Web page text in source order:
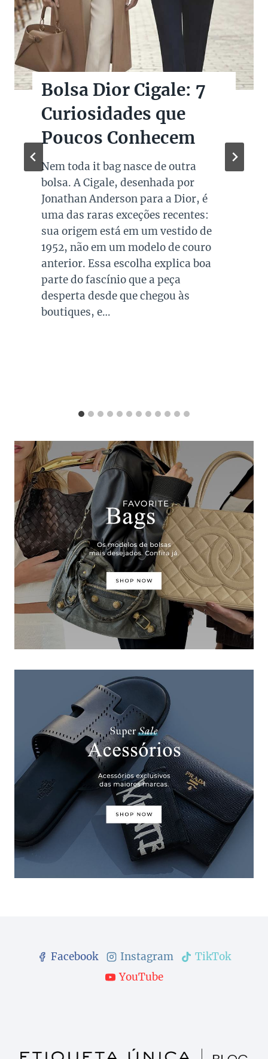
Bolsas Pretas de
Marcas de Luxo na
Super Sale dos Pais
Quando falamos de cores de bolsas,
os modelos em preto são os mais
queridos e tradicionais, estando
presente no guarda roupa de quase
todas as mulheres. Esta é uma cor
versátil, clássica e atemporal e
investir em peças neste tom garante
combinações para quase todo look
que usamos, sejam eles para
ocasiões casuais ou mais…
Facebook Instagram
TikTok
YouTube